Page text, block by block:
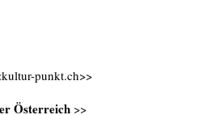
punkt.ch>>
Österreich >>